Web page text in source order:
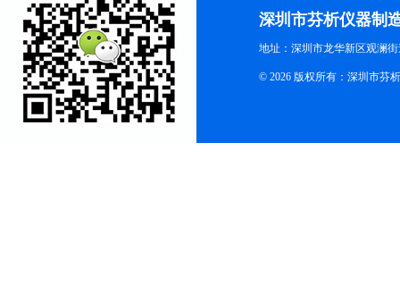
深圳市芬析仪器制
地址：深圳市龙华新区观澜
© 2026 版权所有：深圳市芬